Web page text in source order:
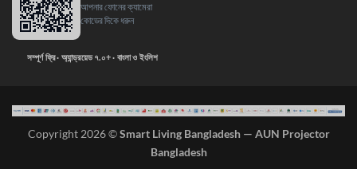
আপনার ফোনের ক্যামেরা
কোডের দিকে ধরুন
সম্পূর্ণ ফ্রি · অ্যান্ড্রয়েড ৭.০+ · বাংলা ও ইংলিশ
Copyright 2026 ©Smart Living Bangladesh — AUN Projector
Bangladesh